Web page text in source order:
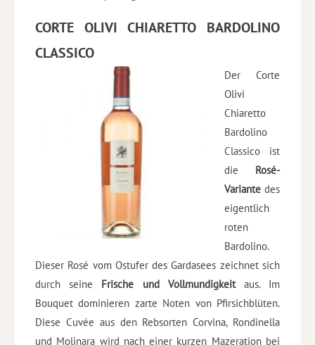
CORTE OLIVI CHIARETTO BARDOLINO
CLASSICO
Der Corte
Olivi
Chiaretto
Bardolino
Classico ist
die Rosé-
Variantedes
eigentlich
roten
Bardolino.
Dieser Rosé vom Ostufer des Gardasees zeichnet sich
durch seine Frische und Vollmundigkeitaus. Im
Bouquet dominieren zarte Noten von Pfirsichblüten.
Diese Cuvée aus den Rebsorten Corvina, Rondinella
und Molinara wird nach einer kurzen Mazeration bei